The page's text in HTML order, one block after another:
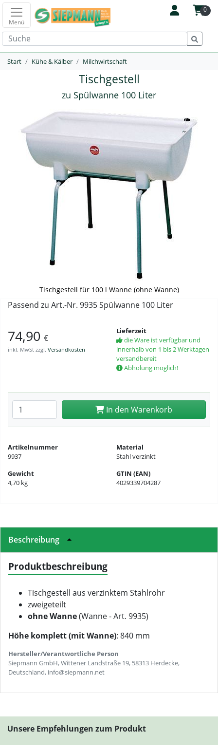
0
Menü
Start Kühe & Kälber Milchwirtschaft
Tischgestell
zu Spülwanne 100 Liter
Tischgestell für 100 l Wanne (ohne Wanne)
Passend zu Art.-Nr. 9935 Spülwanne 100 Liter
74,90 €
inkl. MwSt zzgl. Versandkosten
Lieferzeit
die Ware ist verfügbar und
innerhalb von 1 bis 2 Werktagen
versandbereit
Abholung möglich!
Anzahl eingeben In den Warenkorb
Artikelnummer
9937
Material
Stahl verzinkt
Gewicht
4,70 kg
GTIN (EAN)
4029339704287
Beschreibung
Produktbeschreibung
Tischgestell aus verzinktem Stahlrohr
zweigeteilt
ohne Wanne(Wanne - Art. 9935)
Höhe komplett (mit Wanne): 840 mm
Hersteller/Verantwortliche Person
Siepmann GmbH, Wittener Landstraße 19, 58313 Herdecke,
Deutschland, info@siepmann.net
Unsere Empfehlungen zum Produkt